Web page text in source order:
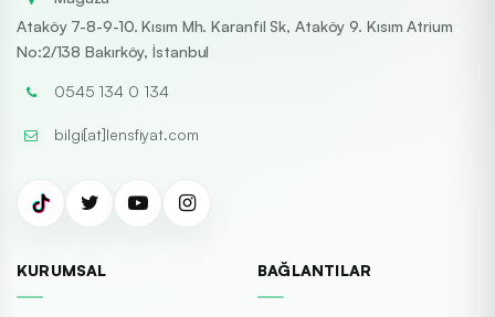
markaların aylık ve yıllık lens çeşitleri için geçerli olan
kampanyalardan yararlanarak, göz sağlığınızı korurken
cebinizi de düşünün.
Neden Fırsat Paketlerini Tercih
2’li lens paketlerinde
Sevilen markalarda uzun süreli kullanım avantajı
Ataköy 7-8-9-10. Kısım Mh. Karanfil Sk, Ataköy 9. Kısım Atrium
No:2/138 Bakırköy, İstanbul
0545 134 0 134
bilgi[at]lensfiyat.com
KURUMSAL BAĞLANTILAR